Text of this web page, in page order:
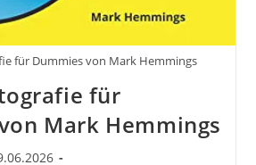
für Dummies von Mark Hemmings
für
Mark Hemmings